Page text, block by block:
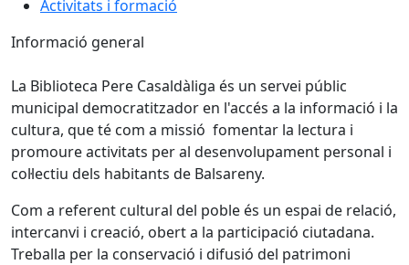
Activitats i formació
Informació general
La Biblioteca Pere Casaldàliga és un servei públic
municipal democratitzador en l'accés a la informació i la
cultura, que té com a missió fomentar la lectura i
promoure activitats per al desenvolupament personal i
col·lectiu dels habitants de Balsareny.
Com a referent cultural del poble és un espai de relació,
intercanvi i creació, obert a la participació ciutadana.
Treballa per la conservació i difusió del patrimoni